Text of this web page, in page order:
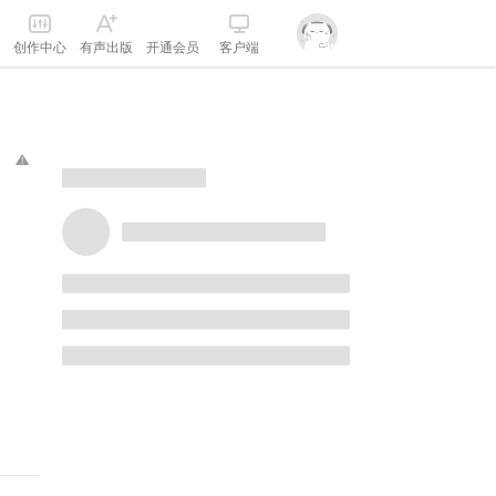
创作中心 有声出版 开通会员 客户端